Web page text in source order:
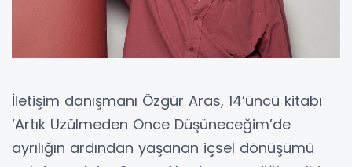
İletişim danışmanı Özgür Aras, 14’üncü kitabı
‘Artık Üzülmeden Önce Düşüneceğim’de
ayrılığın ardından yaşanan içsel dönüşümü